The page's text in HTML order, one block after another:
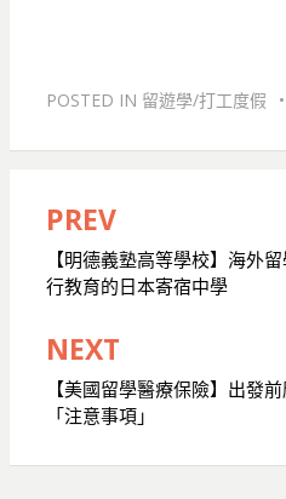
POSTED IN 留遊學/打工度假
文
章
導
覽
PREV
【明德義塾高等學校】海外
行教育的日本寄宿中學
NEXT
【美國留學醫療保險】出發
「注意事項」